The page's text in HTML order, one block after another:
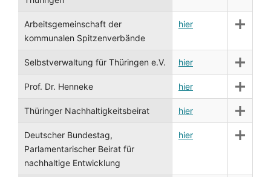
Arbeitsgemeinschaft der
kommunalen Spitzenverbände
hier
Selbstverwaltung für Thüringen e.V. hier
Prof. Dr. Henneke hier
Thüringer Nachhaltigkeitsbeirat hier
Deutscher Bundestag,
Parlamentarischer Beirat für
nachhaltige Entwicklung
hier